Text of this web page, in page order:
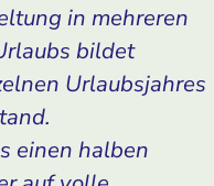
in mehreren
bildet
Urlaubsjahres
einen halben